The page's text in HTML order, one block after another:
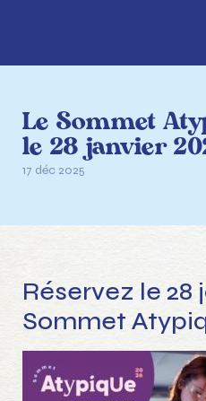
Le Sommet
le 28 janvier
17 déc 2025
Réservez le 28
Sommet